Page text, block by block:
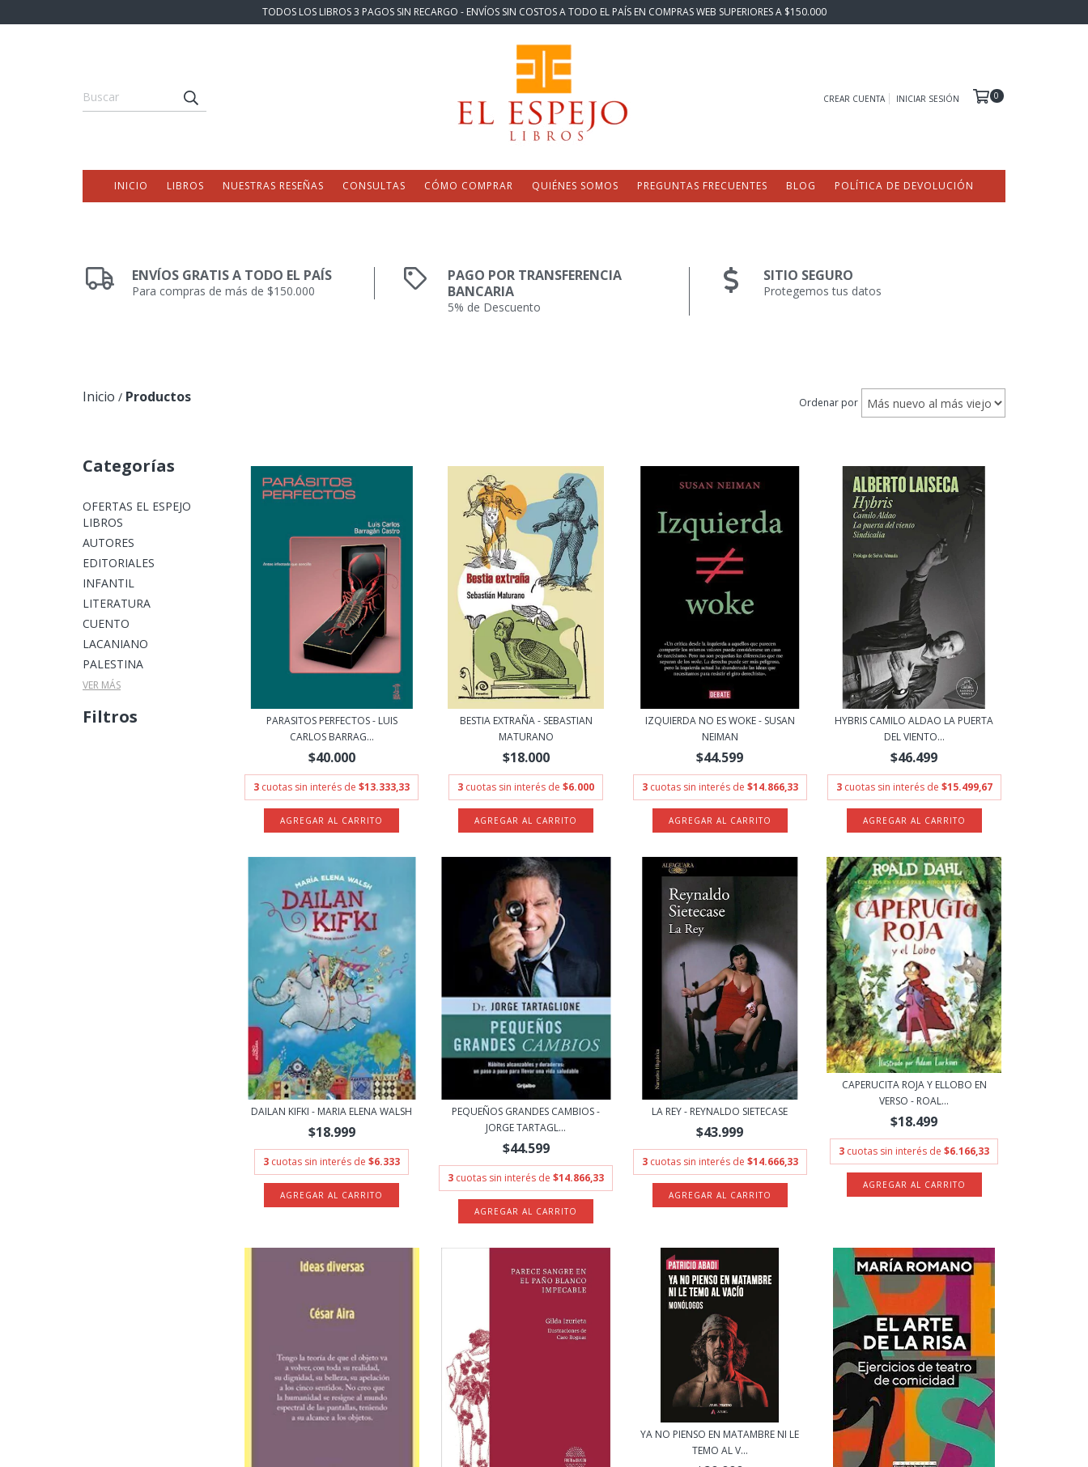
TODOS LOS LIBROS 3 PAGOS SIN RECARGO - ENVÍOS SIN COSTOS A TODO EL PAÍS EN COMPRAS WEB SUPERIORES A $150.000
CREAR CUENTA INICIAR SESIÓN 0
INICIO LIBROS NUESTRAS RESEÑAS CONSULTAS CÓMO COMPRAR QUIÉNES SOMOS PREGUNTAS FRECUENTES BLOG POLÍTICA DE DEVOLUCIÓN
ENVÍOS GRATIS A TODO EL PAÍS
Para compras de más de $150.000
PAGO POR TRANSFERENCIA
BANCARIA
5% de Descuento
SITIO SEGURO
Protegemos tus datos
Inicio / Productos Ordenar por
Categorías
OFERTAS EL ESPEJO
LIBROS
AUTORES
EDITORIALES
INFANTIL
LITERATURA
CUENTO
LACANIANO
PALESTINA
VER MÁS
Filtros
PARASITOS PERFECTOS - LUIS
CARLOS BARRAG...
$40.000
3 cuotas sin interés de$13.333,33
BESTIA EXTRAÑA - SEBASTIAN
MATURANO
$18.000
3 cuotas sin interés de$6.000
IZQUIERDA NO ES WOKE - SUSAN
NEIMAN
$44.599
3 cuotas sin interés de $14.866,33
HYBRIS CAMILO ALDAO LA PUERTA
DEL VIENTO...
$46.499
3 cuotas sin interés de $15.499,67
DAILAN KIFKI - MARIA ELENA WALSH
$18.999
3 cuotas sin interés de$6.333
PEQUEÑOS GRANDES CAMBIOS -
JORGE TARTAGL...
$44.599
3 cuotas sin interés de$14.866,33
LA REY - REYNALDO SIETECASE
$43.999
3 cuotas sin interés de $14.666,33
CAPERUCITA ROJA Y ELLOBO EN
VERSO - ROAL...
$18.499
3 cuotas sin interés de$6.166,33
YA NO PIENSO EN MATAMBRE NI LE
TEMO AL V...